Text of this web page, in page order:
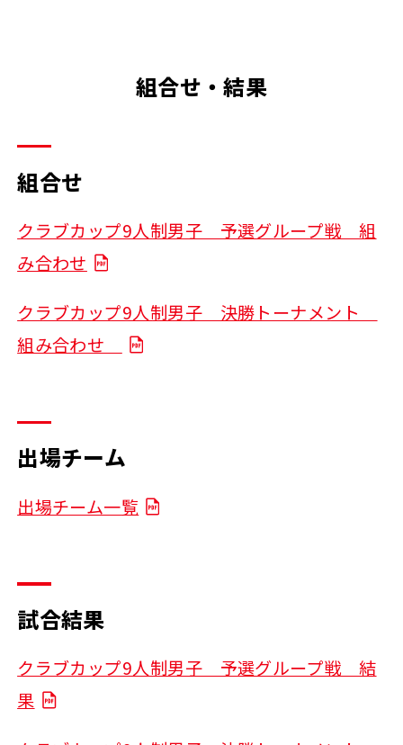
組合せ・結果
組合せ
クラブカップ9人制男子 予選グループ戦 組
み合わせ
クラブカップ9人制男子 決勝トーナメント
組み合わせ
出場チーム
出場チーム一覧
試合結果
クラブカップ9人制男子 予選グループ戦 結
果